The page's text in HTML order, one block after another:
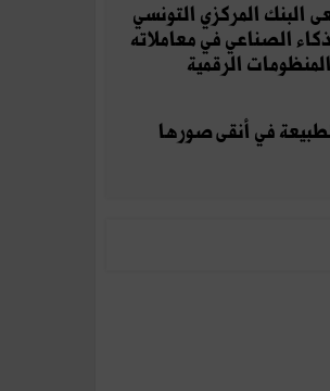
البنك المركزي التونسي
الصناعي في معاملاته
الرقمية
في أنقى صورها